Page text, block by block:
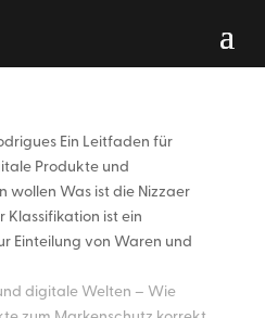
Ein Leitfaden für
Produkte und
wollen Was ist die Nizzaer
Klassifikation ist ein
Einteilung von Waren und